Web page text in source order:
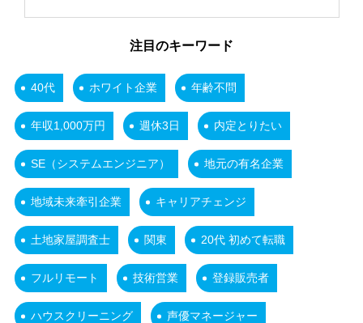
注目のキーワード
40代 ホワイト企業 年齢不問
年収1,000万円 週休3日 内定とりたい
SE（システムエンジニア） 地元の有名企業
地域未来牽引企業 キャリアチェンジ
土地家屋調査士 関東 20代 初めて転職
フルリモート 技術営業 登録販売者
ハウスクリーニング 声優マネージャー